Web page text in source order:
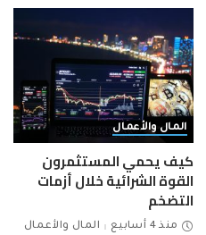
المال والأعمال
كيف يحمي المستثمرون
القوة الشرائية خلال أزمات
التضخم
منذ 4 أسابيع المال والأعمال